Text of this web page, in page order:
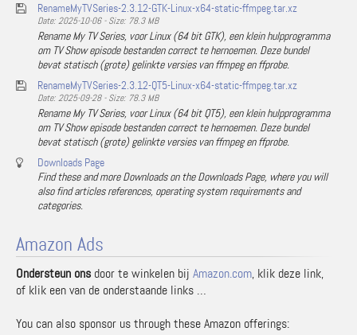
RenameMyTVSeries-2.3.12-GTK-Linux-x64-static-ffmpeg.tar.xz
Date: 2025-10-06 - Size: 78.3 MB
Rename My TV Series, voor Linux (64 bit GTK), een klein hulpprogramma
om TV Show episode bestanden correct te hernoemen. Deze bundel
bevat statisch (grote) gelinkte versies van ffmpeg en ffprobe.
RenameMyTVSeries-2.3.12-QT5-Linux-x64-static-ffmpeg.tar.xz
Date: 2025-09-28 - Size: 78.3 MB
Rename My TV Series, voor Linux (64 bit QT5), een klein hulpprogramma
om TV Show episode bestanden correct te hernoemen. Deze bundel
bevat statisch (grote) gelinkte versies van ffmpeg en ffprobe.
Downloads Page
Find these and more Downloads on the Downloads Page, where you will
also find articles references, operating system requirements and
categories.
Amazon Ads
Ondersteun ons door te winkelen bij Amazon.com, klik deze link,
of klik een van de onderstaande links …
You can also sponsor us through these Amazon offerings: